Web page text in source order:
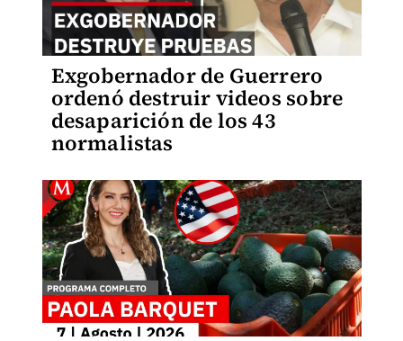
Exgobernador de Guerrero
ordenó destruir videos sobre
desaparición de los 43
normalistas